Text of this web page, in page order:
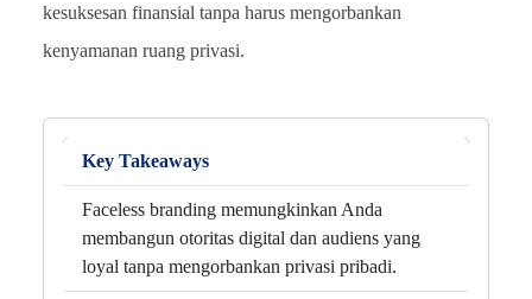
kesuksesan finansial tanpa harus mengorbankan
kenyamanan ruang privasi.
Key Takeaways
Faceless branding memungkinkan Anda
membangun otoritas digital dan audiens yang
loyal tanpa mengorbankan privasi pribadi.